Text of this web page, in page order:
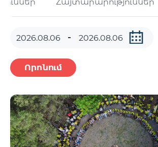
Հայտարարություններ
Որոնում